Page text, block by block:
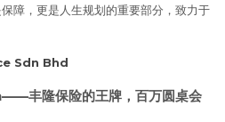
障，更是人生规划的重要部分，致力于
Sdn Bhd
丰隆保险的王牌，百万圆桌会